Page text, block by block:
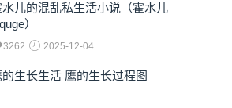
水儿的混乱私生活小说（霍水儿
）
3262 2025-12-04
的生长生活 鹰的生长过程图